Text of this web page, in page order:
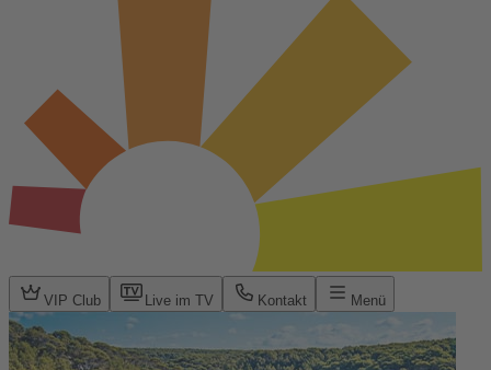
VIP Club Live im TV Kontakt Menü